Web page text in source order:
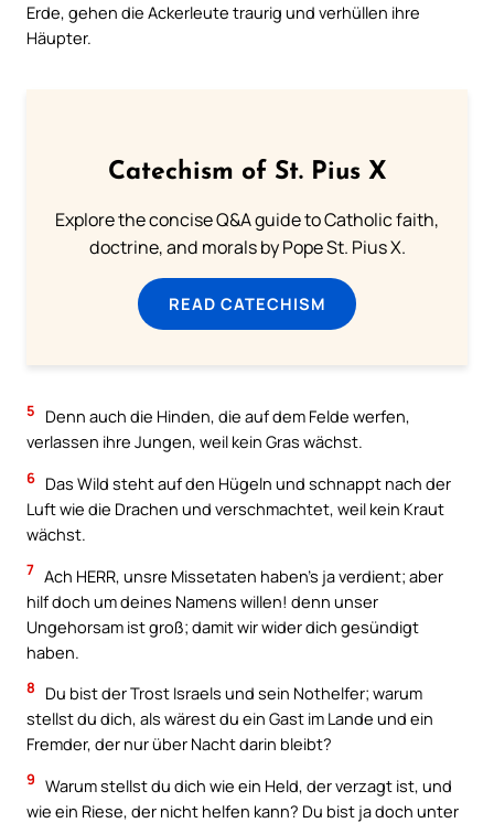
Erde, gehen die Ackerleute traurig und verhüllen ihre
Häupter.
Catechism of St. Pius X
Explore the concise Q&A guide to Catholic faith,
doctrine, and morals by Pope St. Pius X.
READ CATECHISM
5
Denn auch die Hinden, die auf dem Felde werfen,
verlassen ihre Jungen, weil kein Gras wächst.
6 Das Wild steht auf den Hügeln und schnappt nach der
Luft wie die Drachen und verschmachtet, weil kein Kraut
wächst.
7 Ach HERR, unsre Missetaten haben’s ja verdient; aber
hilf doch um deines Namens willen! denn unser
Ungehorsam ist groß; damit wir wider dich gesündigt
haben.
8
Du bist der Trost Israels und sein Nothelfer; warum
stellst du dich, als wärest du ein Gast im Lande und ein
Fremder, der nur über Nacht darin bleibt?
9 Warum stellst du dich wie ein Held, der verzagt ist, und
wie ein Riese, der nicht helfen kann? Du bist ja doch unter